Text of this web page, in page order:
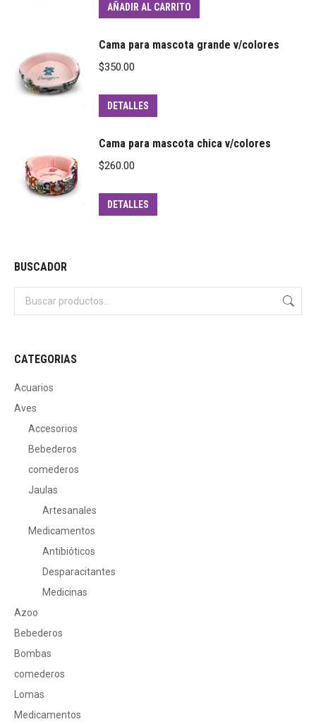
AÑADIR AL CARRITO
Cama para mascota grande v/colores
$350.00
DETALLES
Cama para mascota chica v/colores
$260.00
DETALLES
BUSCADOR
CATEGORIAS
Acuarios
Aves
Accesorios
Bebederos
comederos
Jaulas
Artesanales
Medicamentos
Antibióticos
Desparacitantes
Medicinas
Azoo
Bebederos
Bombas
comederos
Lomas
Medicamentos